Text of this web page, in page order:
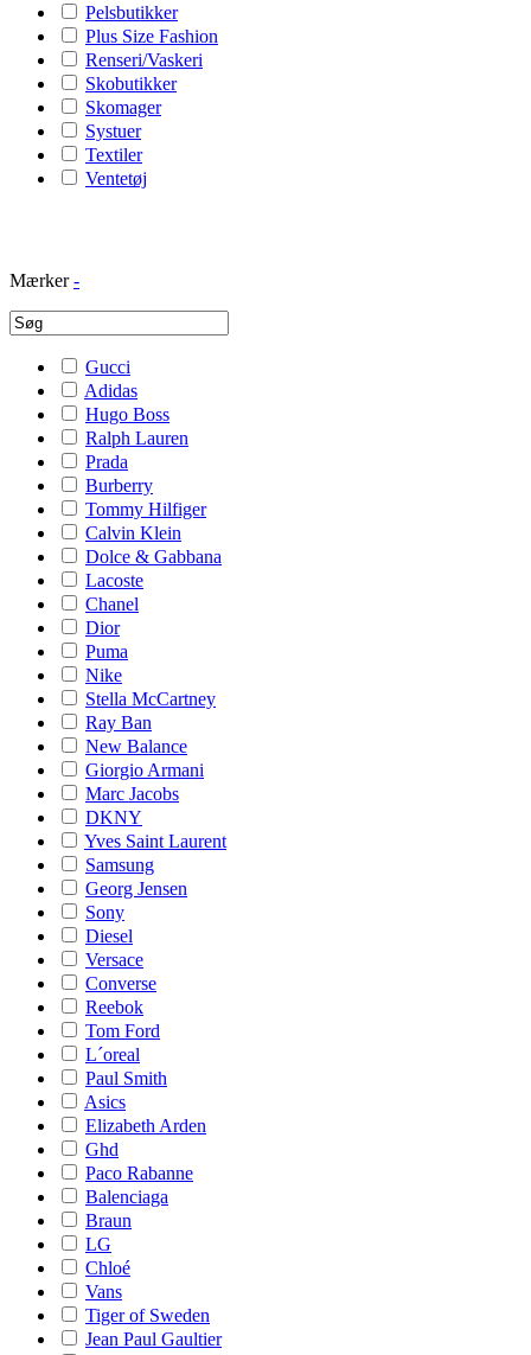
Pelsbutikker
Plus Size Fashion
Renseri/Vaskeri
Skobutikker
Skomager
Systuer
Textiler
Ventetøj
Mærker -
Gucci
Adidas
Hugo Boss
Ralph Lauren
Prada
Burberry
Tommy Hilfiger
Calvin Klein
Dolce & Gabbana
Lacoste
Chanel
Dior
Puma
Nike
Stella McCartney
Ray Ban
New Balance
Giorgio Armani
Marc Jacobs
DKNY
Yves Saint Laurent
Samsung
Georg Jensen
Sony
Diesel
Versace
Converse
Reebok
Tom Ford
L´oreal
Paul Smith
Asics
Elizabeth Arden
Ghd
Paco Rabanne
Balenciaga
Braun
LG
Chloé
Vans
Tiger of Sweden
Jean Paul Gaultier